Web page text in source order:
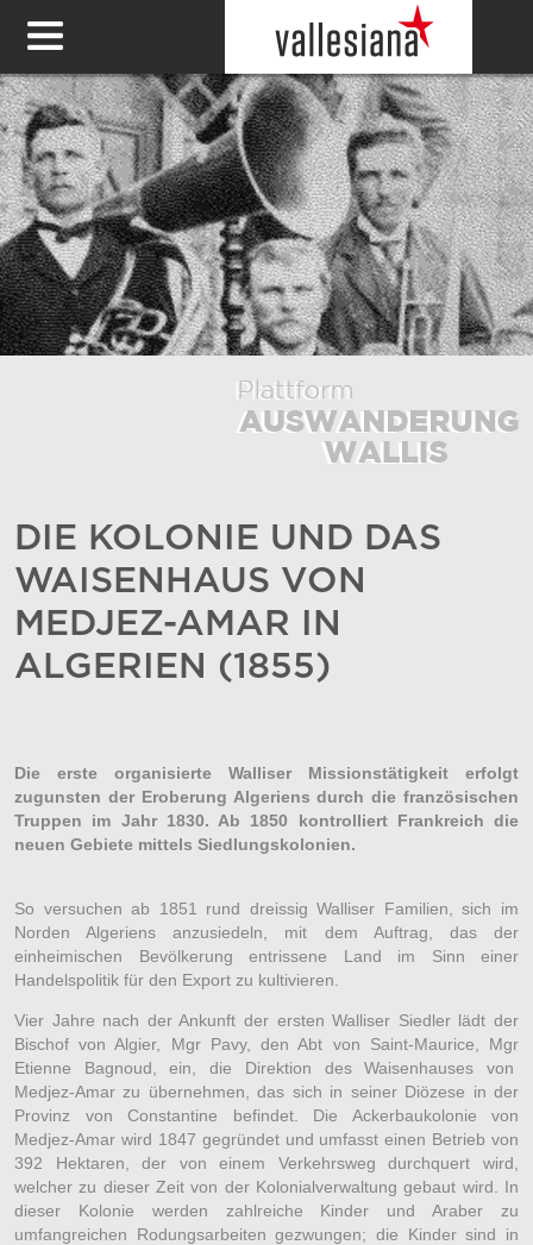
DIE KOLONIE UND DAS
WAISENHAUS VON
MEDJEZ-AMAR IN
ALGERIEN (1855)
Die erste organisierte Walliser Missionstätigkeit erfolgt
zugunsten der Eroberung Algeriens durch die französischen
Truppen im Jahr 1830. Ab 1850 kontrolliert Frankreich die
neuen Gebiete mittels Siedlungskolonien.
So versuchen ab 1851 rund dreissig Walliser Familien, sich im
Norden Algeriens anzusiedeln, mit dem Auftrag, das der
einheimischen Bevölkerung entrissene Land im Sinn einer
Handelspolitik für den Export zu kultivieren.
Vier Jahre nach der Ankunft der ersten Walliser Siedler lädt der
Bischof von Algier, Mgr Pavy, den Abt von Saint-Maurice, Mgr
Etienne Bagnoud, ein, die Direktion des Waisenhauses von
Medjez-Amar zu übernehmen, das sich in seiner Diözese in der
Provinz von Constantine befindet. Die Ackerbaukolonie von
Medjez-Amar wird 1847 gegründet und umfasst einen Betrieb von
392 Hektaren, der von einem Verkehrsweg durchquert wird,
welcher zu dieser Zeit von der Kolonialverwaltung gebaut wird. In
dieser Kolonie werden zahlreiche Kinder und Araber zu
umfangreichen Rodungsarbeiten gezwungen; die Kinder sind in